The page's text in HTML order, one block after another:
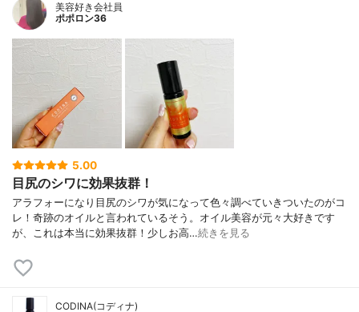
美容好き会社員
ポポロン36
5.00
目尻のシワに効果抜群！
アラフォーになり目尻のシワが気になって色々調べていきついたのがコ
レ！奇跡のオイルと言われているそう。オイル美容が元々大好きです
が、これは本当に効果抜群！少しお高…続きを見る
CODINA(コディナ)